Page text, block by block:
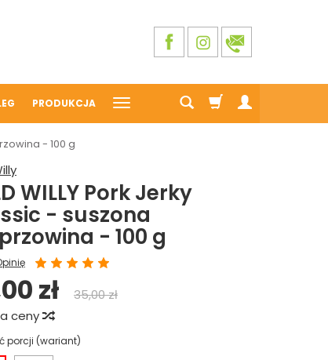
PRODUKCJA
- 100 g
WILLY Pork Jerky
- suszona
- 100 g
zł
35,00 zł
ceny
porcji (wariant)